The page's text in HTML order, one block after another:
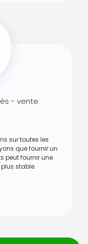
- vente
sur toutes les
que fournir un
peut fournir une
stable.